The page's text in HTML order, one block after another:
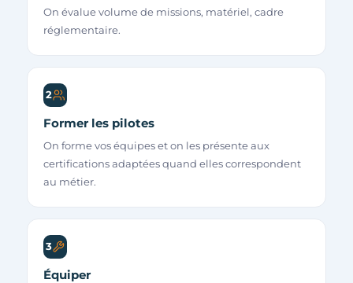
On évalue volume de missions, matériel, cadre
réglementaire.
2
Former les pilotes
On forme vos équipes et on les présente aux
certifications adaptées quand elles correspondent
au métier.
3
Équiper